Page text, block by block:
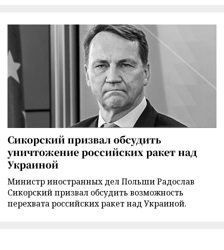
Сикорский призвал обсудить
уничтожение российских ракет над
Украиной
Министр иностранных дел Польши Радослав
Сикорский призвал обсудить возможность
перехвата российских ракет над Украиной.